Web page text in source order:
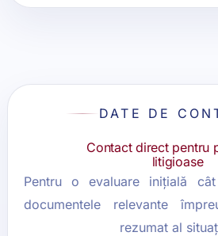
DATE DE
Contact direct pentru
litigioase
Pentru o evaluare inițială
documentele relevante
rezumat al